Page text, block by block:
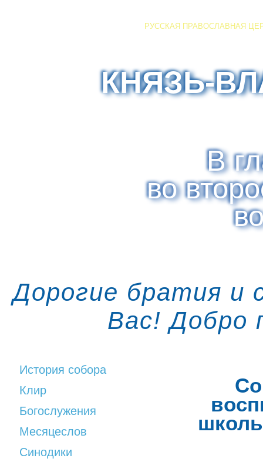
РУССКАЯ ПРАВОСЛАВНАЯ
КНЯЗЬ-
В
во
Дорогие братия и
Вас! Добро
История собора
Клир
Богослужения
Месяцеслов
Синодики